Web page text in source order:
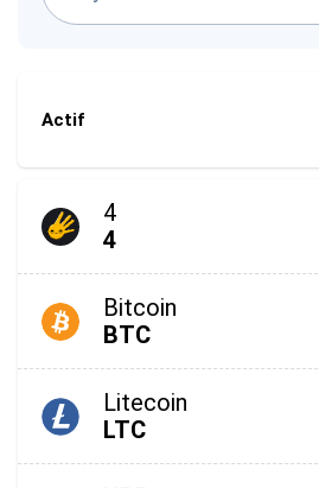
Actif
4
4
Bitcoin
BTC
Litecoin
LTC